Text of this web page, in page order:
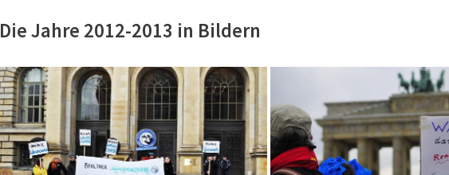
Die Jahre 2012-2013 in Bildern